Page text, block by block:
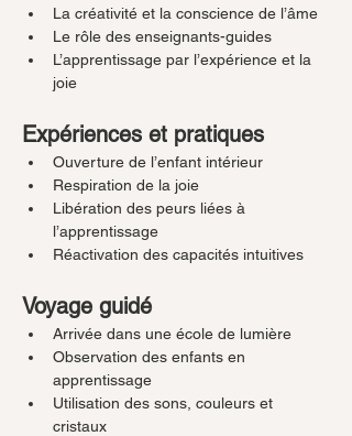
La créativité et la conscience de l’âme
Le rôle des enseignants-guides
L’apprentissage par l’expérience et la
joie
Expériences et pratiques
Ouverture de l’enfant intérieur
Respiration de la joie
Libération des peurs liées à
l’apprentissage
Réactivation des capacités intuitives
Voyage guidé
Arrivée dans une école de lumière
Observation des enfants en
apprentissage
Utilisation des sons, couleurs et
cristaux